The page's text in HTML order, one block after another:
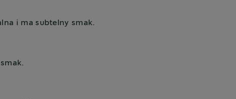
i ma subtelny smak.